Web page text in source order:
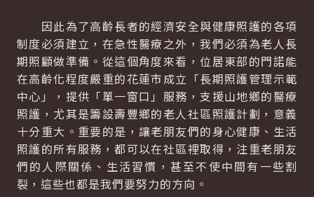
因此為了高齡長者的經濟安全與健康照護的各項
制度必須建立，在急性醫療之外，我們必須為老人長
期照顧做準備。從這個角度來看，位居東部的門諾能
在高齡化程度嚴重的花蓮市成立「長期照護管理示範
中心」，提供「單一窗口」服務，支援山地鄉的醫療
照護，尤其是籌設壽豐鄉的老人社區照護計劃，意義
十分重大。重要的是，讓老朋友們的身心健康、生活
照護的所有服務，都可以在社區裡取得，注重老朋友
們的人際關係、生活習慣，甚至不使中間有一些割
裂，這些也都是我們要努力的方向。